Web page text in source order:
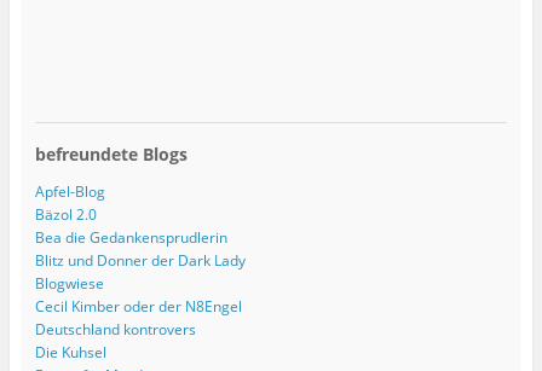
befreundete Blogs
Apfel-Blog
Bäzol 2.0
Bea die Gedankensprudlerin
Blitz und Donner der Dark Lady
Blogwiese
Cecil Kimber oder der N8Engel
Deutschland kontrovers
Die Kuhsel